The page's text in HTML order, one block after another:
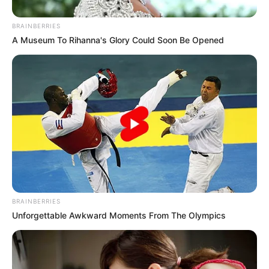
Le puede interesar:
BRAINBERRIES
A Museum To Rihanna's Glory Could Soon Be Opened
BRAINBERRIES
Unforgettable Awkward Moments From The Olympics